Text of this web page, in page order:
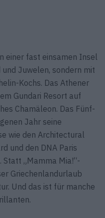
einer fast einsamen Insel
Juwelen, sondern mit
Kochs. Das Athener
Gundari Resort auf
Chamäleon. Das Fünf-
Jahr seine
wie den Architectural
und den DNA Paris
Statt „Mamma Mia!“-
Griechenlandurlaub
Und das ist für manche